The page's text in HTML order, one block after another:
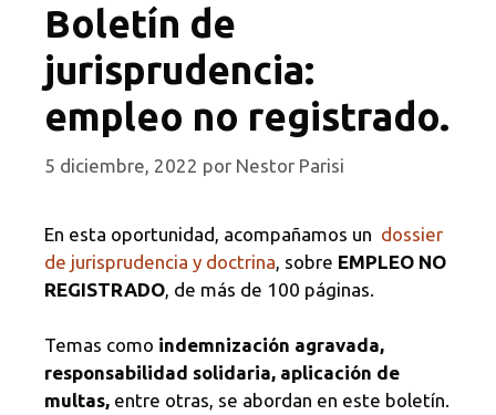
Boletín de
jurisprudencia:
empleo no registrado.
5 diciembre, 2022 por Nestor Parisi
En esta oportunidad, acompañamos un dossier
de jurisprudencia y doctrina , sobre EMPLEO NO
REGISTRADO , de más de 100 páginas.
Temas como indemnización agravada,
responsabilidad solidaria, aplicación de
multas, entre otras, se abordan en este boletín.